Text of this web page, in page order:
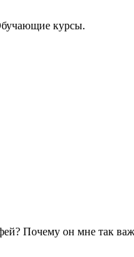
курсы.
Почему он мне так